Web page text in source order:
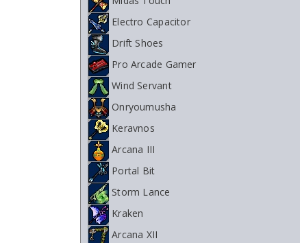
Electro Capacitor
Drift Shoes
Pro Arcade Gamer
Wind Servant
Onryoumusha
Keravnos
Arcana III
Portal Bit
Storm Lance
Kraken
Arcana XII